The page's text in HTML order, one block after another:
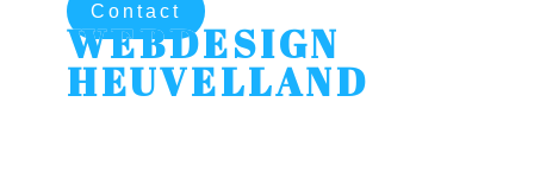
Contact
WEBDESIGN
HEUVELLAND